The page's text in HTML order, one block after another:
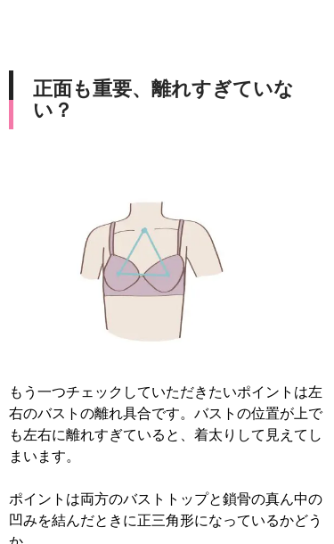
正面も重要、離れすぎていな
い？
もう一つチェックしていただきたいポイントは左
右のバストの離れ具合です。バストの位置が上で
も左右に離れすぎていると、着太りして見えてし
まいます。
ポイントは両方のバストトップと鎖骨の真ん中の
凹みを結んだときに正三角形になっているかどう